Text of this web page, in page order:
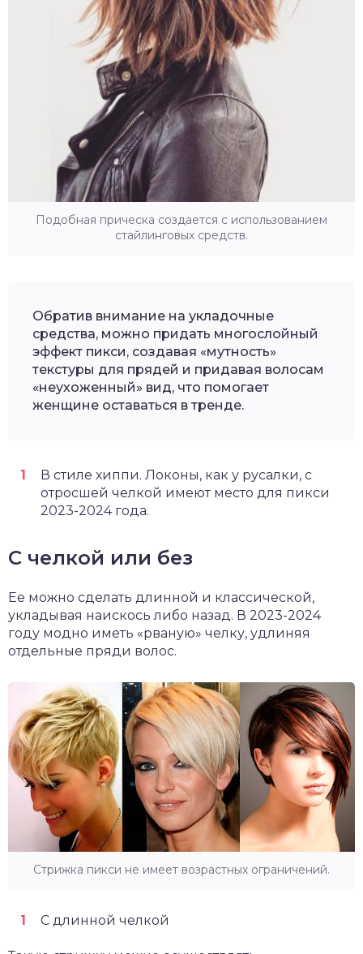
Подобная прическа создается с использованием
стайлинговых средств.
Обратив внимание на укладочные
средства, можно придать многослойный
эффект пикси, создавая «мутность»
текстуры для прядей и придавая волосам
«неухоженный» вид, что помогает
женщине оставаться в тренде.
В стиле хиппи. Локоны, как у русалки, с
отросшей челкой имеют место для пикси
2023-2024 года.
С челкой или без
Ее можно сделать длинной и классической,
укладывая наискось либо назад. В 2023-2024
году модно иметь «рваную» челку, удлиняя
отдельные пряди волос.
Стрижка пикси не имеет возрастных ограничений.
С длинной челкой